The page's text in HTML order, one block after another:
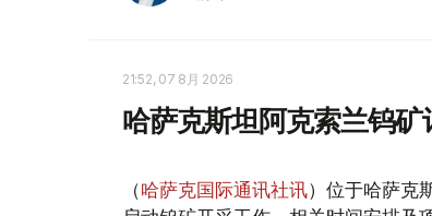
21:52, 07 8月 2026
哈萨克斯坦阿克索兰钨
（哈萨克国际通讯社讯）位于哈萨克